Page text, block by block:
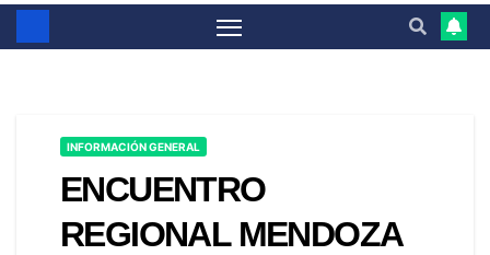
INFORMACIÓN GENERAL
ENCUENTRO
REGIONAL MENDOZA